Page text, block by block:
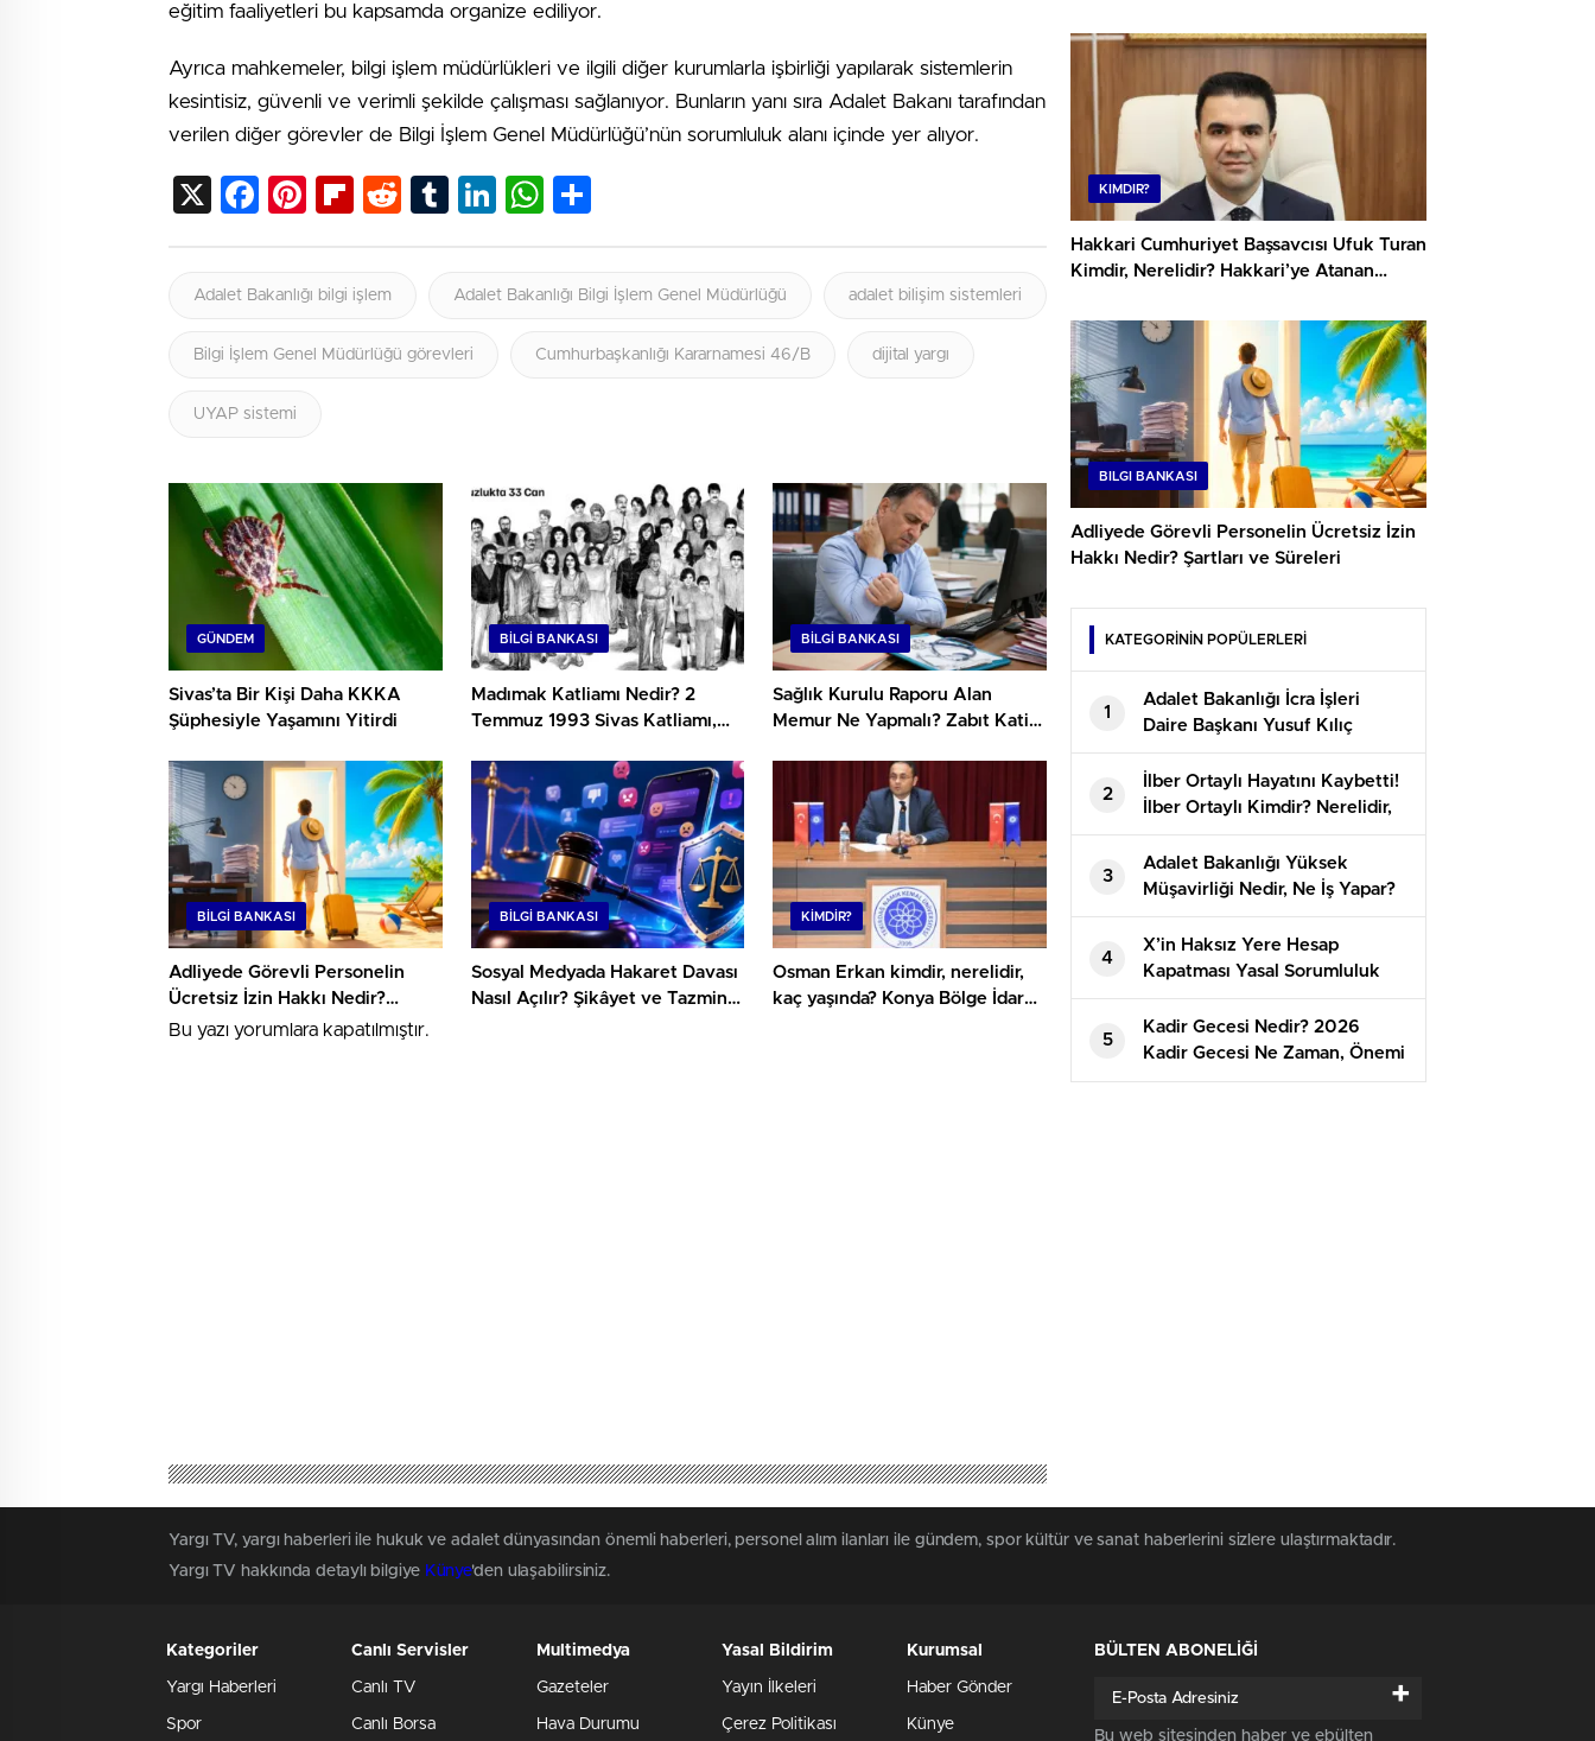
eğitim faaliyetleri bu kapsamda organize ediliyor.
Ayrıca mahkemeler, bilgi işlem müdürlükleri ve ilgili diğer kurumlarla işbirliği yapılarak sistemlerin
kesintisiz, güvenli ve verimli şekilde çalışması sağlanıyor. Bunların yanı sıra Adalet Bakanı tarafından
verilen diğer görevler de Bilgi İşlem Genel Müdürlüğü’nün sorumluluk alanı içinde yer alıyor.
X Facebook
Pinterest
Flipboard
RedditTumblr
LinkedIn
WhatsApp
Adalet Bakanlığı bilgi işlem Adalet Bakanlığı Bilgi İşlem Genel Müdürlüğü adalet bilişim sistemleri
Bilgi İşlem Genel Müdürlüğü görevleri Cumhurbaşkanlığı Kararnamesi 46/B dijital yargı
UYAP sistemi
GÜNDEM
Sivas’ta Bir Kişi Daha KKKA
Şüphesiyle Yaşamını Yitirdi
BILGI BANKASI
Madımak Katliamı Nedir? 2
Temmuz 1993 Sivas Katliamı,
Kaybedenler ve Dava Süreci
BILGI BANKASI
Sağlık Kurulu Raporu Alan
Memur Ne Yapmalı? Zabıt Katibi
BILGI BANKASI
Adliyede Görevli Personelin
Ücretsiz İzin Hakkı Nedir?
Şartları ve Süreleri
BILGI BANKASI
Sosyal Medyada Hakaret Davası
Nasıl Açılır? Şikâyet ve Tazminat
KIMDIR?
Osman Erkan kimdir, nerelidir,
kaç yaşında? Konya Bölge İdare
Bu yazı yorumlara kapatılmıştır.
KIMDIR?
Hakkari Cumhuriyet Başsavcısı Ufuk Turan
Kimdir, Nerelidir? Hakkari’ye Atanan
BILGI BANKASI
Adliyede Görevli Personelin Ücretsiz İzin
Hakkı Nedir? Şartları ve Süreleri
KATEGORİNİN POPÜLERLERİ
1
Adalet Bakanlığı İcra İşleri
Daire Başkanı Yusuf Kılıç
Kimdir?
2
İlber Ortaylı Hayatını Kaybetti!
İlber Ortaylı Kimdir? Nerelidir,
Ne İş Yapar? İlber Ortaylı’nın
Hayatı ve Bilimsel Mirası
3
Adalet Bakanlığı Yüksek
Müşavirliği Nedir, Ne İş Yapar?
Adalet Bakanlığı Yüksek
Müşaviri Kimdir?
4
X’in Haksız Yere Hesap
Kapatması Yasal Sorumluluk
Doğurur mu?
5
Kadir Gecesi Nedir? 2026
Kadir Gecesi Ne Zaman, Önemi
ve Yapılması Gereken İbadetler
Yargı TV, yargı haberleri ile hukuk ve adalet dünyasından önemli haberleri, personel alım ilanları ile gündem, spor kültür ve sanat haberlerini sizlere ulaştırmaktadır.
Yargı TV hakkında detaylı bilgiye Künye'den ulaşabilirsiniz.
Kategoriler
Yargı Haberleri
Spor
Canlı Servisler
Canlı TV
Canlı Borsa
Multimedya
Gazeteler
Hava Durumu
Yasal Bildirim
Yayın İlkeleri
Çerez Politikası
Kurumsal
Haber Gönder
Künye
BÜLTEN ABONELİĞİ
+
Bu web sitesinden haber ve ebülten